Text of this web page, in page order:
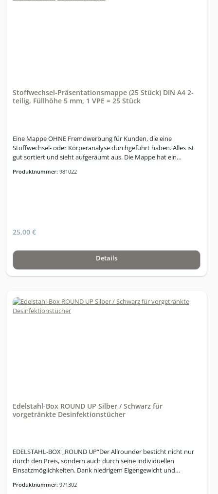
Stoffwechsel-Präsentationsmappe (25 Stück) DIN A4 2-
teilig, Füllhöhe 5 mm, 1 VPE = 25 Stück
Eine Mappe OHNE Fremdwerbung für Kunden, die eine
Stoffwechsel- oder Körperanalyse durchgeführt haben. Alles ist
gut sortiert und sieht aufgeräumt aus. Die Mappe hat ein
Produktnummer: 981022
25,00 €
Details
Edelstahl-Box ROUND UP Silber / Schwarz für
vorgetränkte Desinfektionstücher
EDELSTAHL-BOX „ROUND UP“Der Allrounder besticht nicht nur
durch den Preis, sondern auch durch seine individuellen
Einsatzmöglichkeiten. Dank niedrigem Eigengewicht und
beliebige Orte verschoben und platziert werden. (Inkl.
Produktnummer: 971302